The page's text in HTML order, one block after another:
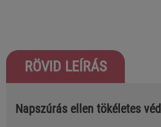
RÖVID LEÍRÁS
Napszúrás ellen tökéletes